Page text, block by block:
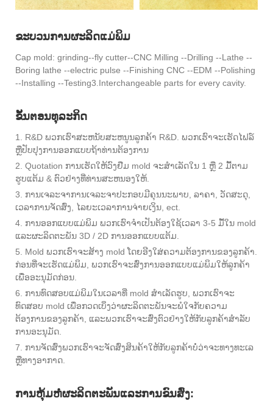
ຂະບວນການຜະລິດແມ່ພິມ
Cap mold: grinding--fly cutter--CNC Milling --Drilling --Lathe --
Boring lathe --electric pulse --Finishing CNC --EDM --Polishing
--Installing --Testing3.Interchangeable parts for every cavity.
ຂັ້ນຕອນທຸລະກິດ
1. R&D ພວກເຮົາສະຫນັບສະຫນູນລູກຄ້າ R&D. ພວກເຮົາຈະເຮັດໄຟລ໌
ຫຼືປັບປຸງການອອກແບບຖ້າທ່ານຕ້ອງການ
2. Quotation ການເຮັດໃຫ້ວົງຢືມ mold ຈະສໍາເລັດໃນ 1 ຫຼື 2 ມື້ຕາມ
ຮູບແຕ້ມ & ຕົວຢ່າງທີ່ທ່ານສະຫນອງໃຫ້.
3. ການເຈລະຈາການເຈລະຈາປະກອບມີຄຸນນະພາບ, ລາຄາ, ວັດສະດຸ,
ເວລາການຈັດສົ່ງ, ໄລຍະເວລາການຈ່າຍເງິນ, ect.
4. ການອອກແບບແມ່ພິມ ພວກເຮົາຈໍາເປັນຕ້ອງໃຊ້ເວລາ 3-5 ມື້ໃນ mold
ແລະຜະລິດຕະພັນ 3D / 2D ການອອກແບບແຕ້ມ.
5. Mold ພວກເຮົາຈະສ້າງ mold ໂດຍອີງໃສ່ຄວາມຕ້ອງການຂອງລູກຄ້າ.
ກ່ອນທີ່ຈະເຮັດແມ່ພິມ, ພວກເຮົາຈະສົ່ງການອອກແບບແມ່ພິມໃຫ້ລູກຄ້າ
ເພື່ອອະນຸມັດກ່ອນ.
6. ການທົດສອບແມ່ພິມໃນເວລາທີ່ mold ສໍາເລັດຮູບ, ພວກເຮົາຈະ
ທົດສອບ mold ເພື່ອກວດເບິ່ງວ່າຜະລິດຕະພັນຈະພໍໃຈກັບຄວາມ
ຕ້ອງການຂອງລູກຄ້າ, ແລະພວກເຮົາຈະສົ່ງຕົວຢ່າງໃຫ້ກັບລູກຄ້າສໍາລັບ
ການອະນຸມັດ.
7. ການຈັດສົ່ງພວກເຮົາຈະຈັດສົ່ງສິນຄ້າໃຫ້ກັບລູກຄ້າບໍ່ວ່າຈະທາງທະເລ
ຫຼືທາງອາກາດ.
ການຫຸ້ມຫໍ່ຜະລິດຕະພັນແລະການຂົນສົ່ງ: